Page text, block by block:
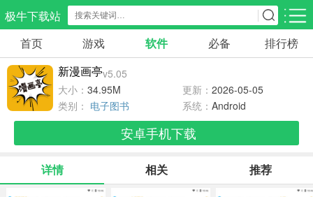
极牛下载站
应用分类 游戏分类
生活服务
297款应用
教育学习
178款应用
气象交通
84款应用
游戏辅助
478款应用
摄影美化
215款应用
首页 游戏 软件 必备 排行榜
新漫画亭v5.05
大小： 34.95M 更新： 2026-05-05
类别： 电子图书 系统： Android
安卓手机下载
详情 相关 推荐